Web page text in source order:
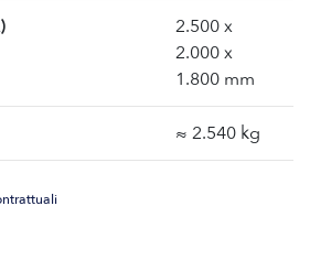
2.500 x
2.000 x
1.800 mm
≈ 2.540 kg